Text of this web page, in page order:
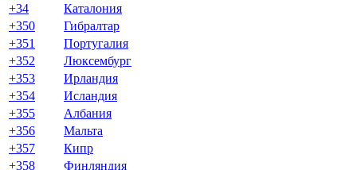
+34
Каталония
+350
Гибралтар
+351
Португалия
+352
Люксембург
+353
Ирландия
+354
Исландия
+355
Албания
+356
Мальта
+357
Кипр
+358
Финляндия